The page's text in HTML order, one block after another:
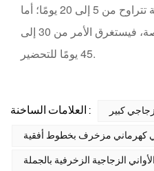
مدة التسليم للعناصر المخزونة تتراوح من 5 إلى 20 يومًا؛ أما
بالنسبة لطلبات الإنتاج المخصصة، فيستغرق الأمر من 30 إلى
45 يومًا للتحضير.
العلامات الساخنة : كبير
كهرماني مزخرف بخطوط أفقية
الزجاجية الزخرفية بالجملة